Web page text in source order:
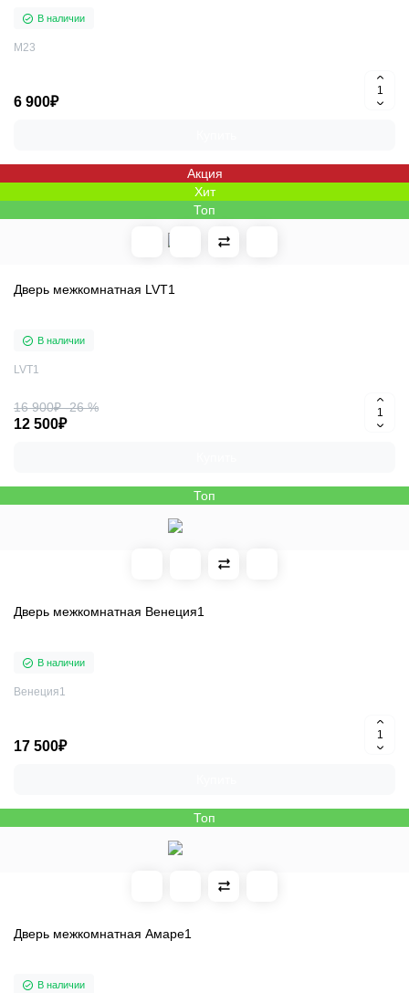
В наличии
M23
6 900₽
Акция
Хит
Топ
Дверь межкомнатная LVT1
В наличии
LVT1
16 900₽ -26 %
12 500₽
Топ
Дверь межкомнатная Венеция1
В наличии
Венеция1
17 500₽
Топ
Дверь межкомнатная Амаре1
В наличии